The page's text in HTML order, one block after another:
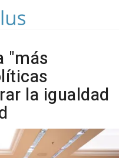
"más
la igualdad